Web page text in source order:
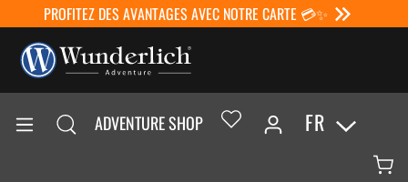
PROFITEZ DES AVANTAGES AVEC NOTRE CARTE 💳✨
ADVENTURE SHOP FR